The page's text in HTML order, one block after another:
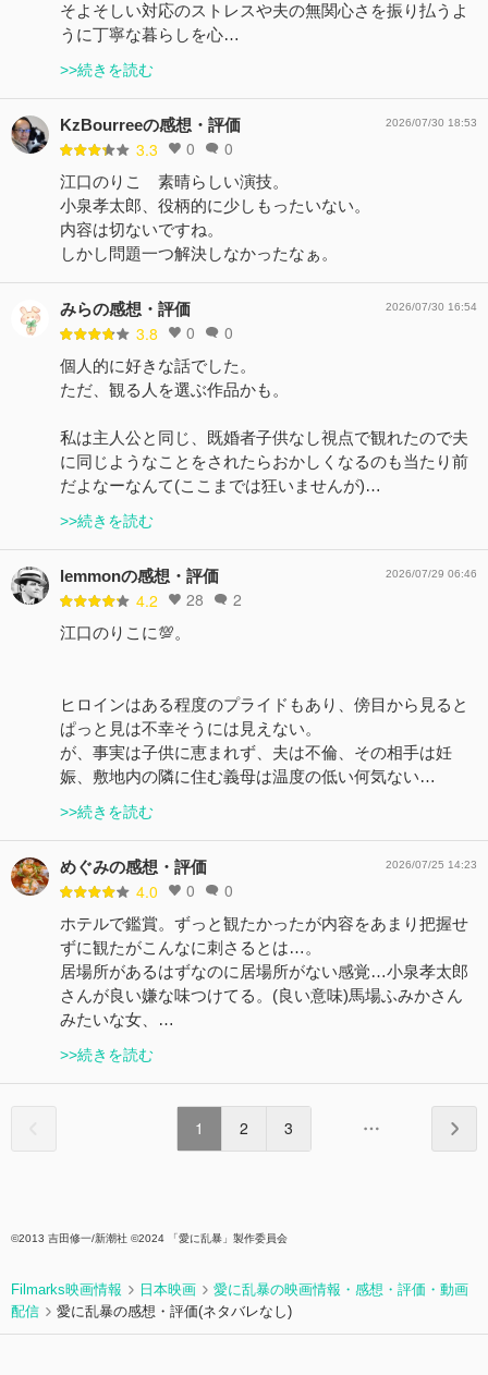
そよそしい対応のストレスや夫の無関心さを振り払うよ
うに丁寧な暮らしを心…
>>続きを読む
KzBourreeの感想・評価
3.3 0 0
2026/07/30 18:53
江口のりこ 素晴らしい演技。
小泉孝太郎、役柄的に少しもったいない。
内容は切ないですね。
しかし問題一つ解決しなかったなぁ。
みらの感想・評価
3.8 0 0
2026/07/30 16:54
個人的に好きな話でした。
ただ、観る人を選ぶ作品かも。
私は主人公と同じ、既婚者子供なし視点で観れたので夫
に同じようなことをされたらおかしくなるのも当たり前
だよなーなんて(ここまでは狂いませんが)…
>>続きを読む
lemmonの感想・評価
4.2 28 2
2026/07/29 06:46
江口のりこに💯。
ヒロインはある程度のプライドもあり、傍目から見ると
ぱっと見は不幸そうには見えない。
が、事実は子供に恵まれず、夫は不倫、その相手は妊
娠、敷地内の隣に住む義母は温度の低い何気ない…
>>続きを読む
めぐみの感想・評価
4.0 0 0
2026/07/25 14:23
ホテルで鑑賞。ずっと観たかったが内容をあまり把握せ
ずに観たがこんなに刺さるとは…。
居場所があるはずなのに居場所がない感覚…小泉孝太郎
さんが良い嫌な味つけてる。(良い意味)馬場ふみかさん
みたいな女、…
>>続きを読む
1 2 3
©2013 吉田修一/新潮社 ©2024 「愛に乱暴」製作委員会
Filmarks映画情報 日本映画
愛に乱暴の映画情報・感想・評価・動画
配信
愛に乱暴の感想・評価(ネタバレなし)